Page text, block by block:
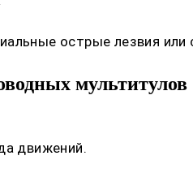
острые лезвия или
мультитулов
движений.